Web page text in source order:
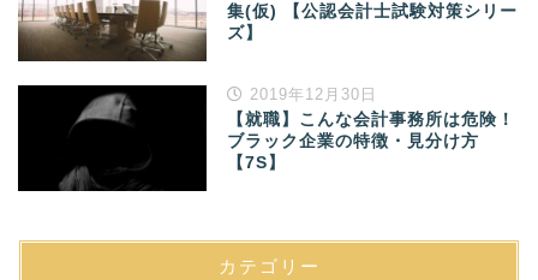
集(仮) 【公認会計士試験対策シリー
ズ】
2019年12月30日
【就職】こんな会計事務所は危険！
ブラック企業の特徴・見分け方
【7S】
カテゴリー